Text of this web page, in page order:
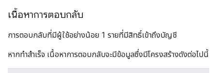
เนื้อหาการตอบกลับ
การตอบกลับที่มีผู้ใช้อย่างน้อย 1 รายที่มีสิทธิ์เข้าถึงบัญชี
หากทำสำเร็จ เนื้อหาการตอบกลับจะมีข้อมูลซึ่งมีโครงสร้างดังต่อไปนี้